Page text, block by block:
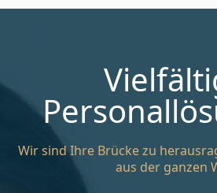
Wir sind Ihre Brücke zu
aus der ganzen